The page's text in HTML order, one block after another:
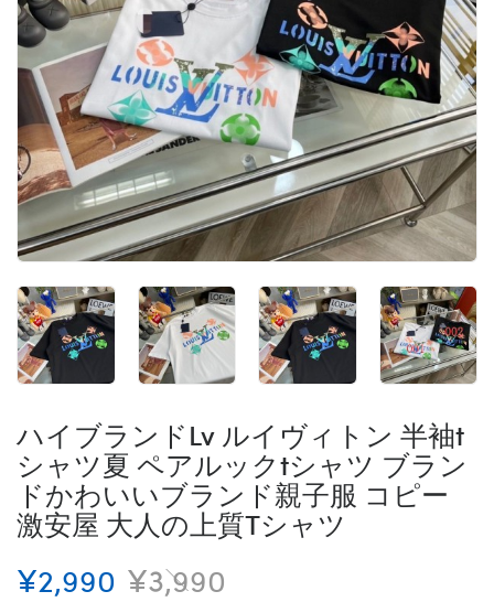
ハイブランドLv ルイヴィトン 半袖t
シャツ夏 ペアルックtシャツ ブラン
ドかわいいブランド親子服 コピー
激安屋 大人の上質Tシャツ
¥2,990 ¥3,990